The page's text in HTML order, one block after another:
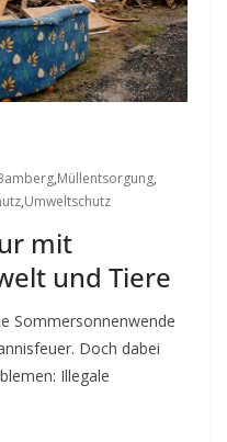
,Müllentsorgung,
,Umweltschutz
mit
und Tiere
Sommersonnenwende
Doch dabei
Illegale